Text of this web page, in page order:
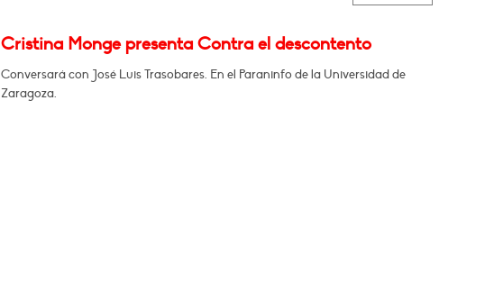
Cristina Monge presenta Contra el descontento
Conversará con José Luis Trasobares. En el Paraninfo de la Universidad de
Zaragoza.